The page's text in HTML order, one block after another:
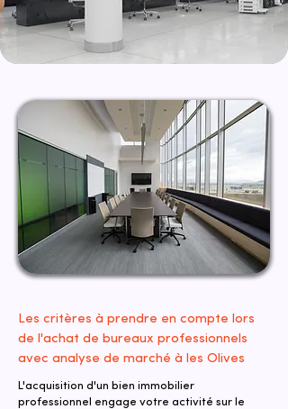
Les critères à prendre en compte lors
de l'achat de bureaux professionnels
avec analyse de marché à les Olives
L'acquisition d'un bien immobilier
professionnel engage votre activité sur le